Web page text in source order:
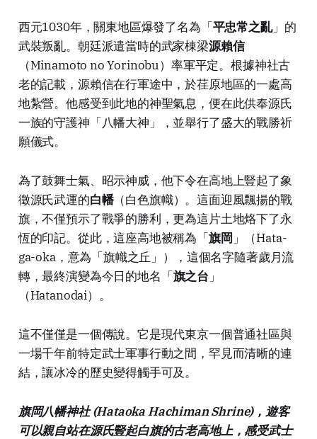
西元1030年，關東地區爆發了名為「平忠常之亂」的
武裝叛亂。朝廷派遣當時的武家棟梁源賴信
（Minamoto no Yorinobu）率軍平定。根據神社古
老的記載，源賴信在行軍途中，於荏原地區的一處高
地紮營。他感受到此地的神聖氣息，便在此供奉源氏
一族的守護神「八幡大神」，並舉行了盛大的戰勝祈
願儀式。
為了鼓舞士氣、昭示神威，他下令在高地上豎起了象
徵源氏武運的白幡（白色旗幟）。這面迎風飄揚的戰
旗，不僅預示了戰爭的勝利，更為這片土地烙下了永
恆的印記。從此，這座高地被稱為「旗岡 」（Hata-
ga-oka，意為「旗幟之丘」），這個名字隨著歲月流
轉，最終演變為今日的地名「旗之台 」
（Hatanodai）。
這不僅僅是一個傳說。它是現代東京一個普通社區與
一場千年前特定武士軍事行動之間，罕見而清晰的連
結，讓冰冷的歷史變得觸手可及。
旗岡八幡神社 (Hataoka Hachiman Shrine)，遊客
可以親自站在源氏豎起白旗的古老高地上，感受武士